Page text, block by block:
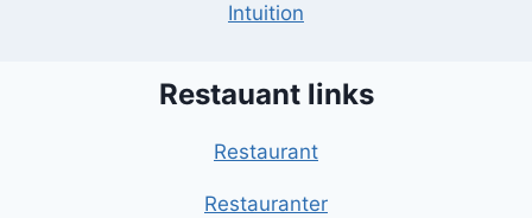
Intuition
Restauant links
Restaurant
Restauranter